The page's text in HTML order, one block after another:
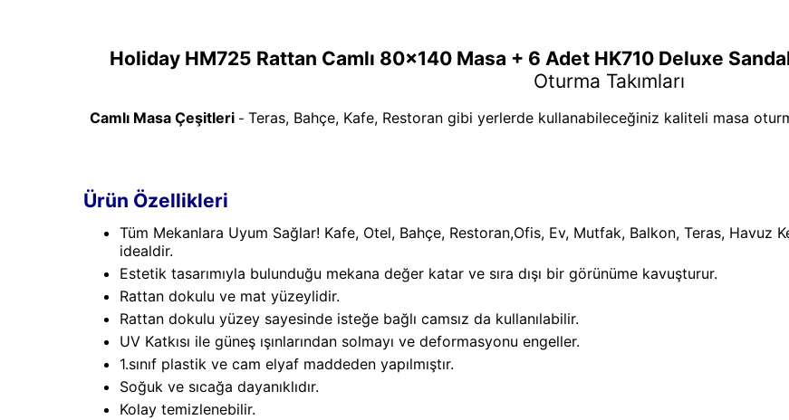
Holiday HM725 Rattan Camlı 80x140 Masa + 6 Adet HK710 Deluxe
Oturma Takımları
Camlı Masa Çeşitleri - Teras, Bahçe, Kafe, Restoran gibi yerlerde kullanabileceğiniz kaliteli masa
Ürün Özellikleri
Tüm Mekanlara Uyum Sağlar! Kafe, Otel, Bahçe, Restoran,Ofis, Ev, Mutfak, Balkon, Teras, Havuz
idealdir.
Estetik tasarımıyla bulunduğu mekana değer katar ve sıra dışı bir görünüme kavuşturur.
Rattan dokulu ve mat yüzeylidir.
Rattan dokulu yüzey sayesinde isteğe bağlı camsız da kullanılabilir.
UV Katkısı ile güneş ışınlarından solmayı ve deformasyonu engeller.
1.sınıf plastik ve cam elyaf maddeden yapılmıştır.
Soğuk ve sıcağa dayanıklıdır.
Kolay temizlenebilir.